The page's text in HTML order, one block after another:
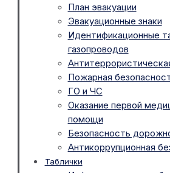
План эвакуации
Эвакуационные знаки
Идентификационные
газопроводов
Пожарная
ГО и ЧС
Оказание первой
помощи
Безопасность
Антикоррупционная
Таблички